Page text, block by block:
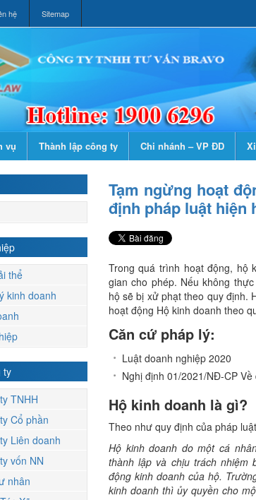
hệ Sitemap
vụ Thành lập công ty Chi nhánh – VP ĐD
thể
kinh doanh
ty
TNHH
Cổ phần
Liên doanh
vốn NN
nhân
Tạm ngừng hoạt
định pháp luật hiện
Trong quá trình hoạt động, hộ
gian cho phép. Nếu không
hộ sẽ bị xử phạt theo quy định.
hoạt động Hộ kinh doanh theo
Căn cứ pháp lý:
Luật doanh nghiệp 2020
Nghị định 01/2021/NĐ-CP
Hộ kinh doanh là gì?
Theo như quy định của pháp
Hộ kinh doanh do một cá
thành lập và chịu trách nhiệm
động kinh doanh của hộ.
kinh doanh thì ủy quyền cho